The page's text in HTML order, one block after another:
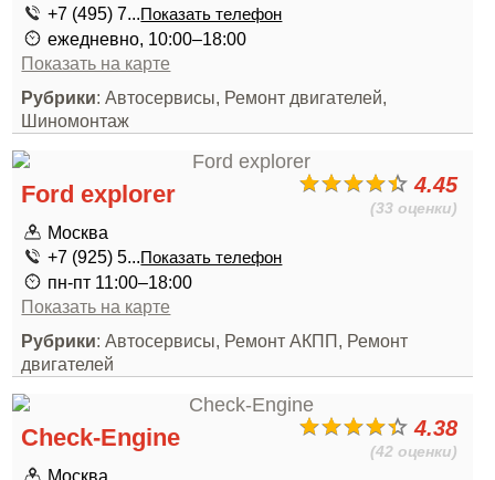
+7 (495) 7...Показать телефон
ежедневно, 10:00–18:00
Показать на карте
Рубрики: Автосервисы, Ремонт двигателей,
Шиномонтаж
4.45
(33 оценки)
Ford explorer
Москва
+7 (925) 5...Показать телефон
пн-пт 11:00–18:00
Показать на карте
Рубрики: Автосервисы, Ремонт АКПП, Ремонт
двигателей
4.38
(42 оценки)
Check-Engine
Москва